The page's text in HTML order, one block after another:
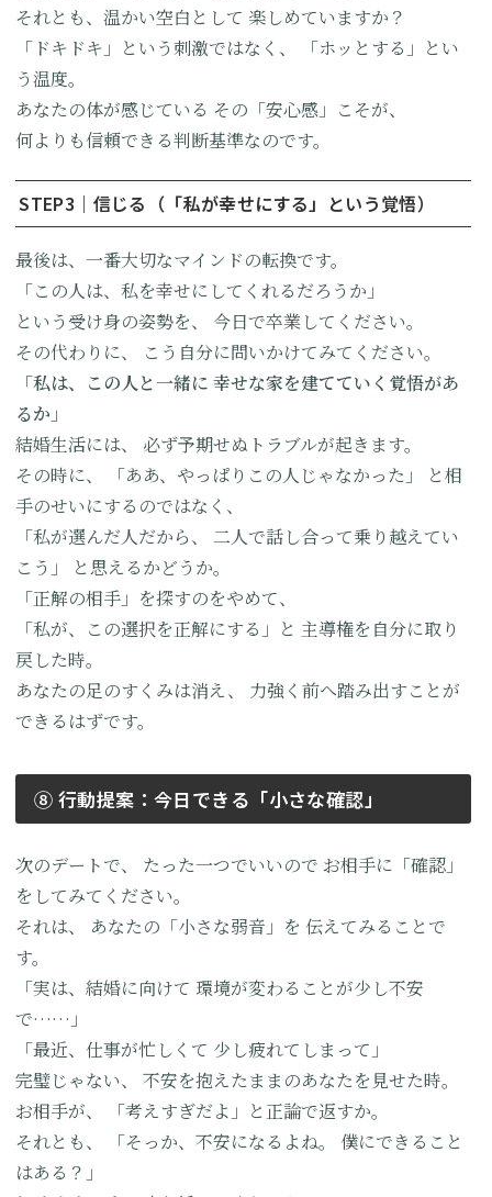
それとも、温かい空白として 楽しめていますか？
「ドキドキ」という刺激ではなく、
「ホッとする」とい
う温度。
あなたの体が感じている その「安心感」こそが、
何よりも信頼できる判断基準なのです。
STEP3｜信じる（「私が幸せにする」という覚悟）
最後は、一番大切なマインドの転換です。
「この人は、私を幸せにしてくれるだろうか」
という受け身の姿勢を、
今日で卒業してください。
その代わりに、
こう自分に問いかけてみてください。
「私は、この人と一緒に 幸せな家を建てていく覚悟があ
るか」
結婚生活には、
必ず予期せぬトラブルが起きます。
その時に、
「ああ、やっぱりこの人じゃなかった」
と相
手のせいにするのではなく、
「私が選んだ人だから、
二人で話し合って乗り越えてい
こう」
と思えるかどうか。
「正解の相手」を探すのをやめて、
「私が、この選択を正解にする」と 主導権を自分に取り
戻した時。
あなたの足のすくみは消え、
力強く前へ踏み出すことが
できるはずです。
⑧ 行動提案：今日できる「小さな確認」
次のデートで、 たった一つでいいので お相手に「確認」
をしてみてください。
それは、
あなたの「小さな弱音」を 伝えてみることで
す。
「実は、結婚に向けて 環境が変わることが少し不安
で……」
「最近、仕事が忙しくて 少し疲れてしまって」
完璧じゃない、
不安を抱えたままのあなたを見せた時。
お相手が、
「考えすぎだよ」と正論で返すか。
それとも、
「そっか、不安になるよね。
僕にできること
はある？」